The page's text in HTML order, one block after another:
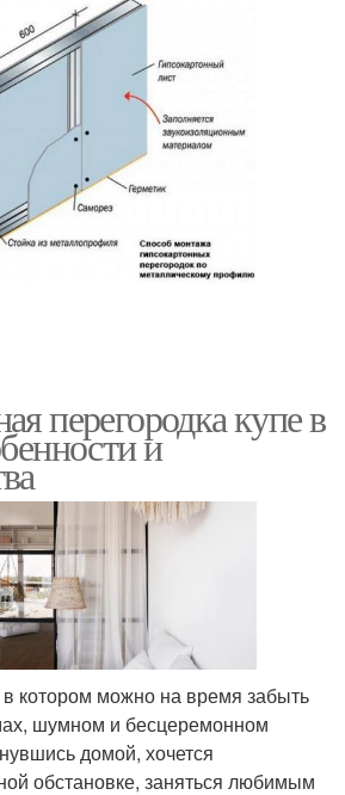
перегородка купе в
и
котором можно на время забыть
шумном и бесцеремонном
домой, хочется
обстановке, заняться любимым